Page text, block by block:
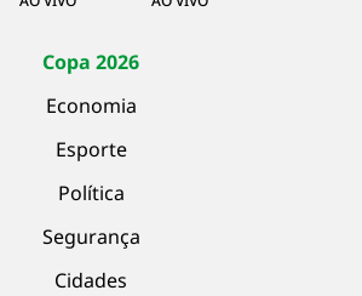
Copa 2026
Economia
Esporte
Política
Segurança
Cidades